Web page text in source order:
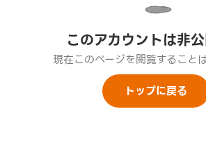
このアカウントは非
現在このページを閲覧すること
トップに戻る